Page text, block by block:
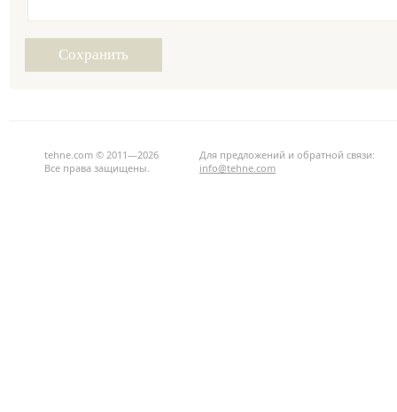
tehne.com © 2011—2026
Все права защищены.
Для предложений и обратной связи:
info@tehne.com